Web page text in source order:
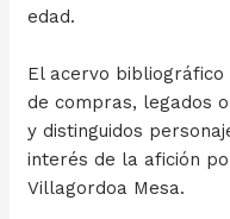
edad.
El acervo
de compras, legados
y distinguidos
interés de la afición
Villagordoa Mesa.